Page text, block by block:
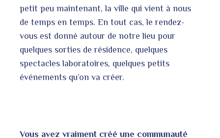
petit peu maintenant, la ville qui vient à nous
de temps en temps. En tout cas, le rendez-
vous est donné autour de notre lieu pour
quelques sorties de résidence, quelques
spectacles laboratoires, quelques petits
événements qu’on va créer.
Vous avez vraiment créé une communauté